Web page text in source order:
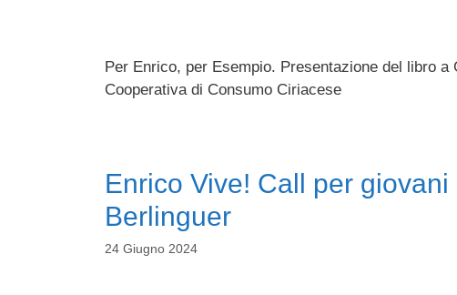
Per Enrico, per Esempio. Presentazione del libro
Cooperativa di Consumo Ciriacese
Enrico Vive! Call per
Berlinguer
24 Giugno 2024